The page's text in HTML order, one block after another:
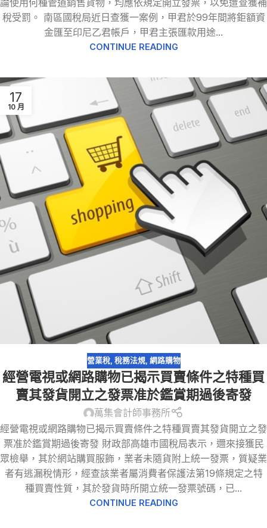
論使用何種管道銷售貨物，均應依規定開立發票，以免遭查獲補
稅受罰。 南區國稅局近日查獲一案例，甲君於99年間將鉅額資
金匯至印尼乙君帳戶，甲君主張匯款用途...
CONTINUE READING
17
10 月
營業稅, 稅務法規, 網路購物
經營電視或網路購物已揭示買賣條件之特種買
賣其發貨開立之發票准於鑑賞期過後寄發
萬集會計師事務所
經營電視或網路購物已揭示買賣條件之特種買賣其發貨開立之發
票准於鑑賞期過後寄發 財政部高雄市國稅局表示，邇來接獲民
眾檢舉，其於網站購買服飾，業者未隨貨附上統一發票，質疑業
者有逃漏稅情形，經查該業者屬消費者保護法第19條規定之特
種買賣性質，其於發貨時所開立統一發票號碼，已...
CONTINUE READING